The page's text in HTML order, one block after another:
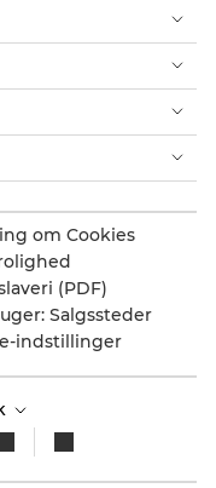
om Cookies
(PDF)
Salgssteder
indstillinger